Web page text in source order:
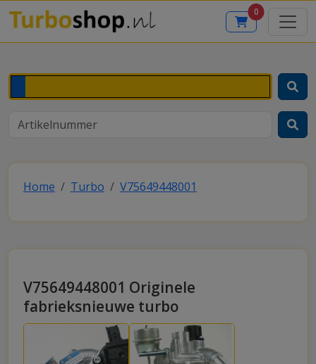
0
Home Turbo V75649448001
V75649448001 Originele
fabrieksnieuwe turbo